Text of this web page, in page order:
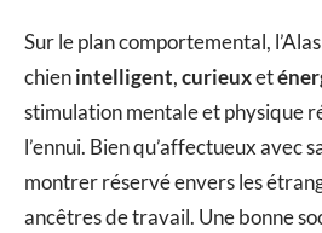
Sur le plan comportemental,
chienintelligent,curieuxet
stimulation mentale et physique
l’ennui. Bien qu’affectueux avec
montrer réservé envers les
ancêtres de travail. Une bonne